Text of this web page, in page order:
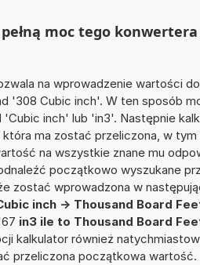
moc tego
na wprowadzenie wartości
'308 Cubic inch'. W ten sposób
'Cubic inch' lub 'in3'. Następnie
która ma zostać przeliczona, w
na wszystkie znane mu
początkowo wyszukane
zostać wprowadzona w
inch -> Thousand Board
in3 ile to Thousand Board
kalkulator również
przeliczona początkowa